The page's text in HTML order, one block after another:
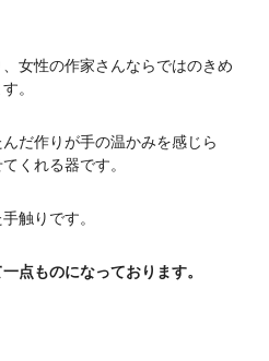
女性の作家さんならではのきめ
。
だ作りが手の温かみを感じら
くれる器です。
触りです。
点ものになっております。